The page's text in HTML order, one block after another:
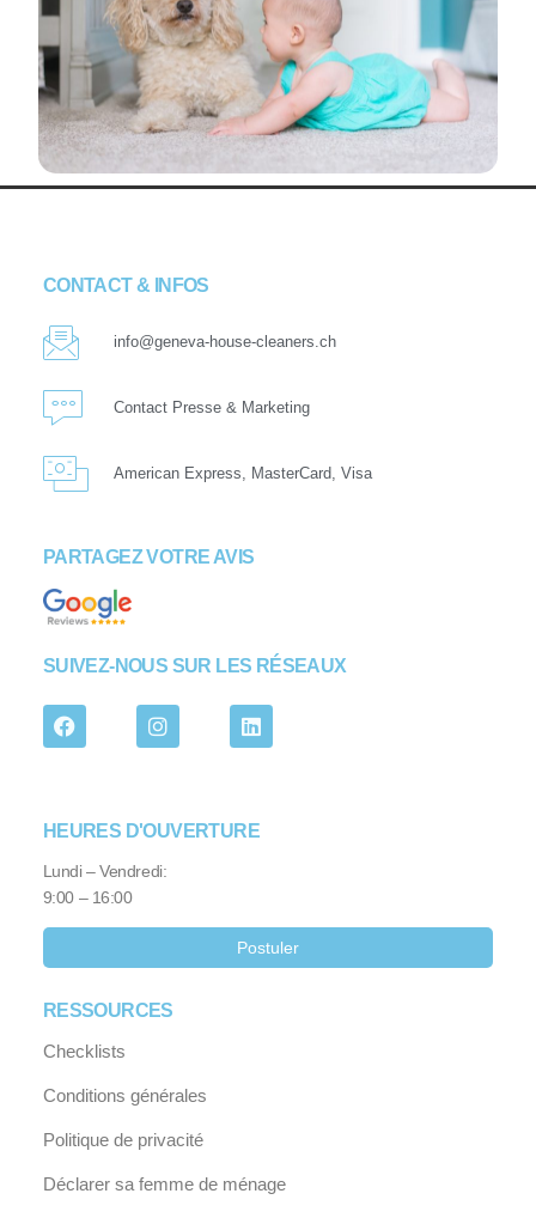
CONTACT & INFOS
info@geneva-house-cleaners.ch
Contact Presse & Marketing
American Express, MasterCard, Visa
PARTAGEZ VOTRE AVIS
SUIVEZ-NOUS SUR LES RÉSEAUX
HEURES D'OUVERTURE
Lundi – Vendredi:
9:00 – 16:00
Postuler
RESSOURCES
Checklists
Conditions générales
Politique de privacité
Déclarer sa femme de ménage